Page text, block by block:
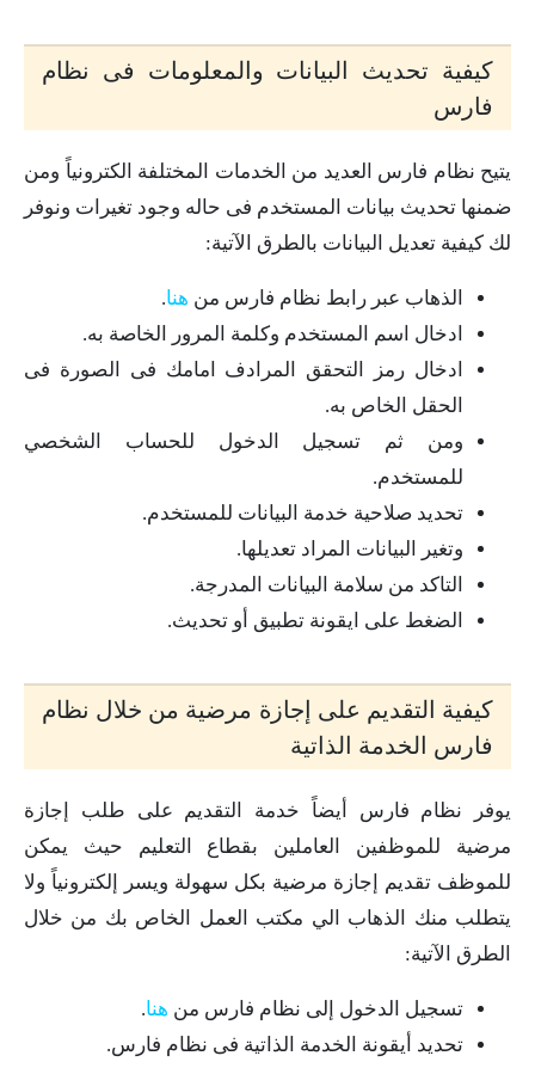
كيفية تحديث البيانات والمعلومات فى نظام
فارس
يتيح نظام فارس العديد من الخدمات المختلفة الكترونياً ومن
ضمنها تحديث بيانات المستخدم فى حاله وجود تغيرات ونوفر
لك كيفية تعديل البيانات بالطرق الآتية:
الذهاب عبر رابط نظام فارس من هنا.
ادخال اسم المستخدم وكلمة المرور الخاصة به.
ادخال رمز التحقق المرادف امامك فى الصورة فى
الحقل الخاص به.
ومن ثم تسجيل الدخول للحساب الشخصي
للمستخدم.
تحديد صلاحية خدمة البيانات للمستخدم.
وتغير البيانات المراد تعديلها.
التاكد من سلامة البيانات المدرجة.
الضغط على ايقونة تطبيق أو تحديث.
كيفية التقديم على إجازة مرضية من خلال نظام
فارس الخدمة الذاتية
يوفر نظام فارس أيضاً خدمة التقديم على طلب إجازة
مرضية للموظفين العاملين بقطاع التعليم حيث يمكن
للموظف تقديم إجازة مرضية بكل سهولة ويسر إلكترونياً ولا
يتطلب منك الذهاب الي مكتب العمل الخاص بك من خلال
الطرق الآتية:
تسجيل الدخول إلى نظام فارس من هنا.
تحديد أيقونة الخدمة الذاتية فى نظام فارس.